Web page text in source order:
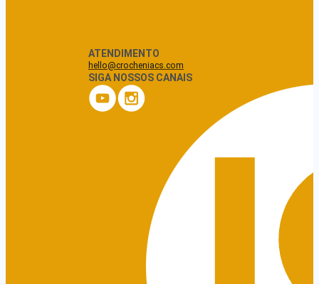
ATENDIMENTO
hello@crocheniacs.com
SIGA NOSSOS CANAIS